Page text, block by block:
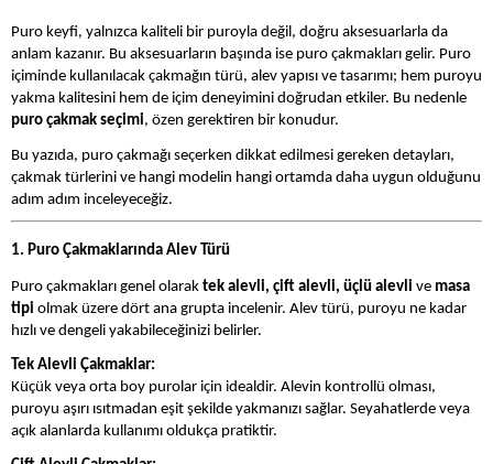
Puro keyfi, yalnızca kaliteli bir puroyla değil, doğru aksesuarlarla da
anlam kazanır. Bu aksesuarların başında ise puro çakmakları gelir. Puro
içiminde kullanılacak çakmağın türü, alev yapısı ve tasarımı; hem puroyu
yakma kalitesini hem de içim deneyimini doğrudan etkiler. Bu nedenle
puro çakmak seçimi, özen gerektiren bir konudur.
Bu yazıda, puro çakmağı seçerken dikkat edilmesi gereken detayları,
çakmak türlerini ve hangi modelin hangi ortamda daha uygun olduğunu
adım adım inceleyeceğiz.
1. Puro Çakmaklarında Alev Türü
Puro çakmakları genel olarak tek alevli, çift alevli, üçlü alevli ve masa
tipi olmak üzere dört ana grupta incelenir. Alev türü, puroyu ne kadar
hızlı ve dengeli yakabileceğinizi belirler.
Tek Alevli Çakmaklar:
Küçük veya orta boy purolar için idealdir. Alevin kontrollü olması,
puroyu aşırı ısıtmadan eşit şekilde yakmanızı sağlar. Seyahatlerde veya
açık alanlarda kullanımı oldukça pratiktir.